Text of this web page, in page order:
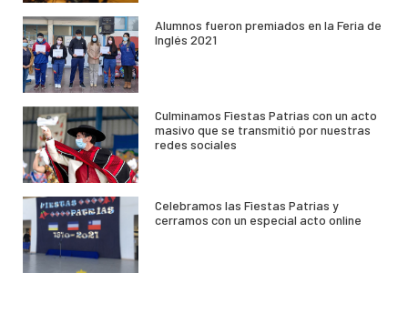
Alumnos fueron premiados en la Feria de
Inglés 2021
Culminamos Fiestas Patrias con un acto
masivo que se transmitió por nuestras
redes sociales
Celebramos las Fiestas Patrias y
cerramos con un especial acto online